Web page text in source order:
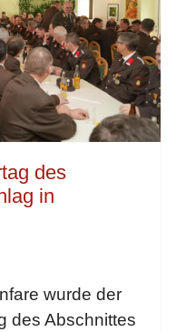
des
in
wurde der
des Abschnittes